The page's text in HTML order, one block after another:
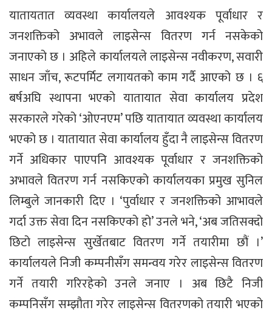
यातायतात व्यवस्था कार्यालयले आवश्यक पूर्वाधार र
जनशक्तिको अभावले लाइसेन्स वितरण गर्न नसकेको
जनाएको छ । अहिले कार्यालयले लाइसेन्स नवीकरण, सवारी
साधन जाँच, रूटपर्मिट लगायतको काम गर्दै आएको छ । ६
बर्षअघि स्थापना भएको यातायात सेवा कार्यालय प्रदेश
सरकारले गरेको ‘ओएनएम’ पछि यातायात व्यवस्था कार्यालय
भएको छ । यातायात सेवा कार्यालय हुँदा नै लाइसेन्स वितरण
गर्ने अधिकार पाएपनि आवश्यक पूर्वाधार र जनशक्तिको
अभावले वितरण गर्न नसकिएको कार्यालयका प्रमुख सुनिल
लिम्बुले जानकारी दिए । ‘पुर्वाधार र जनशक्तिको आभावले
गर्दा उक्त सेवा दिन नसकिएको हो’ उनले भने, ‘अब जतिसक्दो
छिटो लाइसेन्स सुर्खेतबाट वितरण गर्ने तयारीमा छौं ।’
कार्यालयले निजी कम्पनीसँग समन्वय गरेर लाइसेन्स वितरण
गर्ने तयारी गरिरहेको उनले जनाए । अब छिटै निजी
कम्पनिसँग सम्झौता गरेर लाइसेन्स वितरणको तयारी भएको